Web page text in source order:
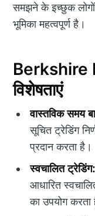
समझने के इच्छुक
भूमिका महत्वपूर्ण है।
Berkshire
विशेषताएं
वास्तविक समय
सूचित ट्रेडिंग
प्रदान करता है।
स्वचालित ट्रेडिंग:
आधारित
का उपयोग करता